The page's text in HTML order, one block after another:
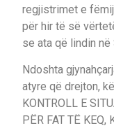
regjistrimet e
për hir të së
se ata që lindin në
Ndoshta
atyre që drejton,
KONTROLL E
PËR FAT TË